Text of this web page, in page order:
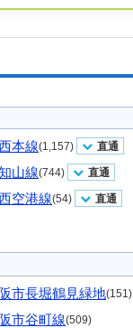
本線(1,157) 直通
山線(744) 直通
空港線(54) 直通
市長堀鶴見緑地(151)
市谷町線(509)